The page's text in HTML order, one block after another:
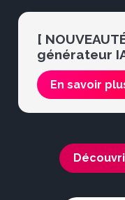
[
générateur
En savoir